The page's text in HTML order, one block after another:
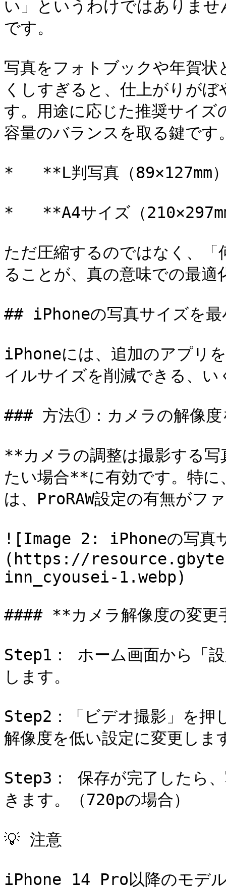
い」というわけではありま
です。
写真をフォトブックや年賀
くしすぎると、仕上がりが
す。用途に応じた推奨サイ
容量のバランスを取る鍵です
*   **L判写真（
*   **A4サイズ（
ただ圧縮するのではなく、
ることが、真の意味での最適
## iPhoneの写真サイズを最
iPhoneには、追加のアプリ
イルサイズを削減できる、
### 方法①：カメラの解像度
**カメラの調整は撮影する
たい場合**に有効です。特
は、ProRAW設定の有無がフ
![Image 2: iPhoneの写真
(https://
inn_cyousei-1.webp)
#### **カメラ解像度の変更
Step1： ホーム画面から「
します。
Step2：「ビデオ撮影」を押
解像度を低い設定に変更しま
Step3： 保存が完了したら
きます。（720pの場合）
💡 注意
iPhone 14 Pro以降のモデ